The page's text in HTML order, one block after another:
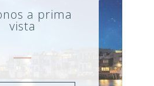
a prima
vista